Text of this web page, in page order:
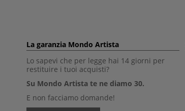
La garanzia Mondo Artista
Lo sapevi che per legge hai 14 giorni per
restituire i tuoi acquisti?
Su Mondo Artista te ne diamo 30.
E non facciamo domande!